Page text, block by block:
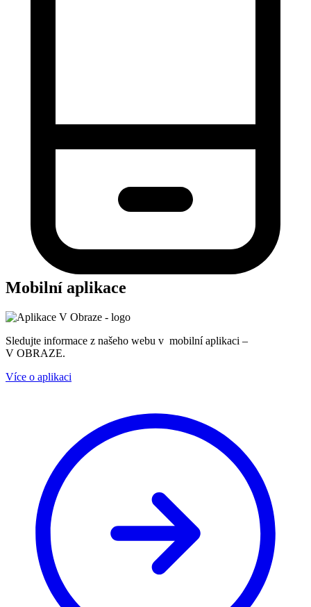
Mobilní aplikace
Sledujte informace z našeho webu v mobilní aplikaci –
V OBRAZE.
Více o aplikaci